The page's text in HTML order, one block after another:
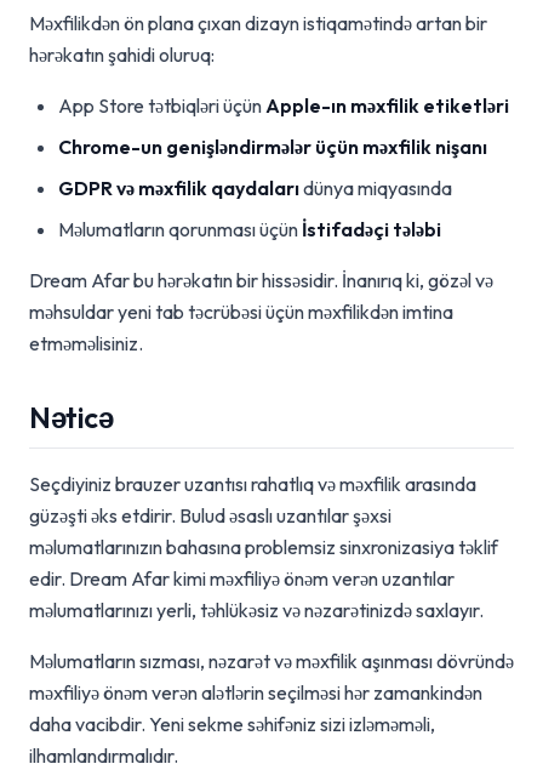
Məxfilikdən ön plana çıxan dizayn istiqamətində artan bir
hərəkatın şahidi oluruq:
App Store tətbiqləri üçünApple-ın məxfilik etiketləri
Chrome-un genişləndirmələr üçün məxfilik nişanı
GDPR və məxfilik qaydalarıdünya miqyasında
Məlumatların qorunması üçün İstifadəçi tələbi
Dream Afar bu hərəkatın bir hissəsidir. İnanırıq ki, gözəl və
məhsuldar yeni tab təcrübəsi üçün məxfilikdən imtina
etməməlisiniz.
Nəticə
Seçdiyiniz brauzer uzantısı rahatlıq və məxfilik arasında
güzəşti əks etdirir. Bulud əsaslı uzantılar şəxsi
məlumatlarınızın bahasına problemsiz sinxronizasiya təklif
edir. Dream Afar kimi məxfiliyə önəm verən uzantılar
məlumatlarınızı yerli, təhlükəsiz və nəzarətinizdə saxlayır.
Məlumatların sızması, nəzarət və məxfilik aşınması dövründə
məxfiliyə önəm verən alətlərin seçilməsi hər zamankindən
daha vacibdir. Yeni sekme səhifəniz sizi izləməməli,
ilhamlandırmalıdır.